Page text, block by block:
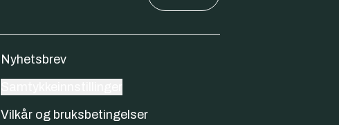
Nyhetsbrev
Vilkår og bruksbetingelser